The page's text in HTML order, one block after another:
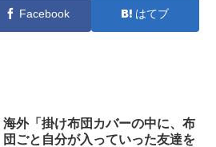
Facebook はてブ
海外「掛け布団カバーの中に、布
団ごと自分が入っていった友達を